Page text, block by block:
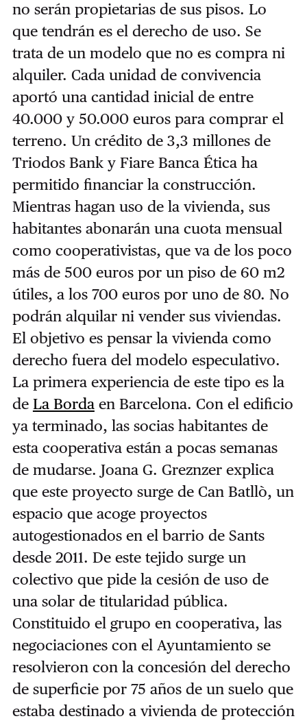
no serán propietarias de sus pisos. Lo
que tendrán es el derecho de uso. Se
trata de un modelo que no es compra ni
alquiler. Cada unidad de convivencia
aportó una cantidad inicial de entre
40.000 y 50.000 euros para comprar el
terreno. Un crédito de 3,3 millones de
Triodos Bank y Fiare Banca Ética ha
permitido financiar la construcción.
Mientras hagan uso de la vivienda, sus
habitantes abonarán una cuota mensual
como cooperativistas, que va de los poco
más de 500 euros por un piso de 60 m2
útiles, a los 700 euros por uno de 80. No
podrán alquilar ni vender sus viviendas.
El objetivo es pensar la vivienda como
derecho fuera del modelo especulativo.
La primera experiencia de este tipo es la
de La Bordaen Barcelona. Con el edificio
ya terminado, las socias habitantes de
esta cooperativa están a pocas semanas
de mudarse. Joana G. Greznzer explica
que este proyecto surge de Can Batllò, un
espacio que acoge proyectos
autogestionados en el barrio de Sants
desde 2011. De este tejido surge un
colectivo que pide la cesión de uso de
una solar de titularidad pública.
Constituido el grupo en cooperativa, las
negociaciones con el Ayuntamiento se
resolvieron con la concesión del derecho
de superficie por 75 años de un suelo que
estaba destinado a vivienda de protección